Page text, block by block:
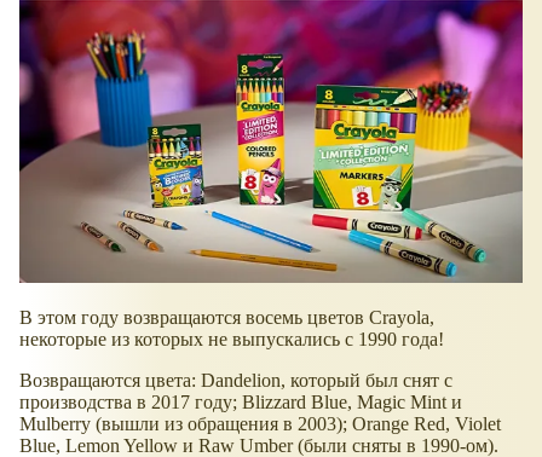
В этом году возвращаются восемь цветов Crayola,
некоторые из которых не выпускались с 1990 года!
Возвращаются цвета: Dandelion, который был снят с
производства в 2017 году; Blizzard Blue, Magic Mint и
Mulberry (вышли из обращения в 2003); Orange Red, Violet
Blue, Lemon Yellow и Raw Umber (были сняты в 1990-ом).